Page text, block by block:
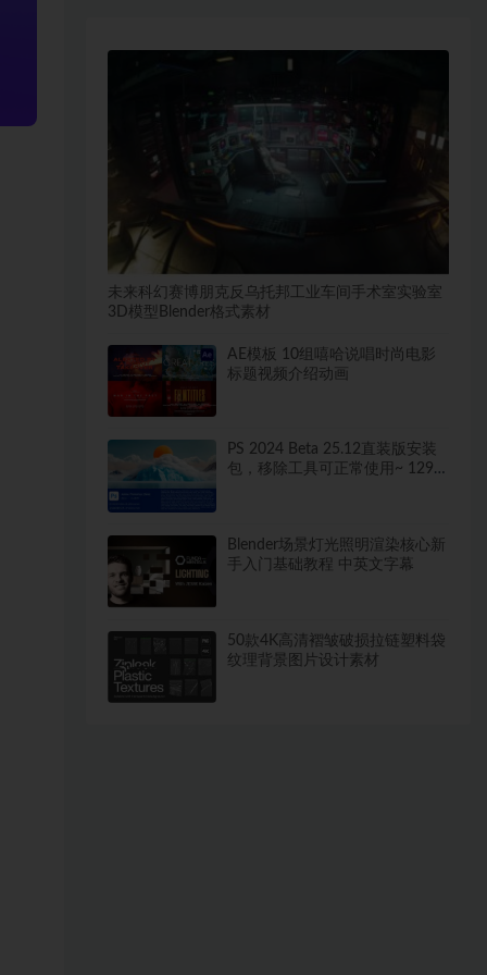
未来科幻赛博朋克反乌托邦工业车间手术室实验室
3D模型Blender格式素材
AE模板 10组嘻哈说唱时尚电影
标题视频介绍动画
PS 2024 Beta 25.12直装版安装
包，移除工具可正常使用~ 1294
Blender场景灯光照明渲染核心新
手入门基础教程 中英文字幕
50款4K高清褶皱破损拉链塑料袋
纹理背景图片设计素材